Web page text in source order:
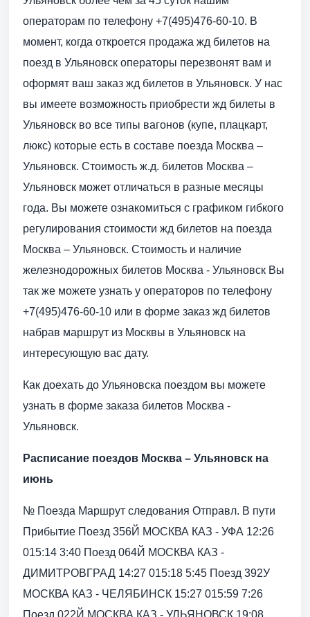
операторам по телефону +7(495)476-60-10. В
момент, когда откроется продажа жд билетов на
поезд в Ульяновск операторы перезвонят вам и
оформят ваш заказ жд билетов в Ульяновск. У нас
вы имеете возможность приобрести жд билеты в
Ульяновск во все типы вагонов (купе, плацкарт,
люкс) которые есть в составе поезда Москва –
Ульяновск. Стоимость ж.д. билетов Москва –
Ульяновск может отличаться в разные месяцы
года. Вы можете ознакомиться с графиком гибкого
регулирования стоимости жд билетов на поезда
Москва – Ульяновск. Стоимость и наличие
железнодорожных билетов Москва - Ульяновск Вы
так же можете узнать у операторов по телефону
+7(495)476-60-10 или в форме заказ жд билетов
набрав маршрут из Москвы в Ульяновск на
интересующую вас дату.
Как доехать до Ульяновска поездом вы можете
узнать в форме заказа билетов Москва -
Ульяновск.
Расписание поездов Москва – Ульяновск на
июнь
№ Поезда Маршрут следования Отправл. В пути
Прибытие Поезд 356Й МОСКВА КАЗ - УФА 12:26
015:14 3:40 Поезд 064Й МОСКВА КАЗ -
ДИМИТРОВГРАД 14:27 015:18 5:45 Поезд 392У
МОСКВА КАЗ - ЧЕЛЯБИНСК 15:27 015:59 7:26